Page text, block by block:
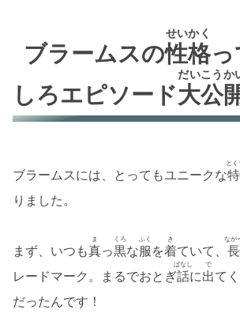
ブラームスの性格
せいかく
っ
しろエピソード大公
だいこうか
ブラームスには、とってもユニークな
とく
りました。
まず、いつも真
ま
っ黒
くろ
な服
ふく
を着
き
ていて、 長
なが
レードマーク。まるでおとぎ話
ばなし
に出
で
て
だったんです！